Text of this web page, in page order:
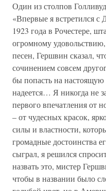
Один из столпов
«Впервые я встретился
1923 года в Рочестере,
огромному
песен, Гершвин сказал,
сочинением совсем
бы попасть на
надеется… Я никогда не
первого впечатления от
– от чудесных красок,
силы и властности,
громадные достоинства
сыграл, я решился
назвать это, мистер
чтобы в названии было